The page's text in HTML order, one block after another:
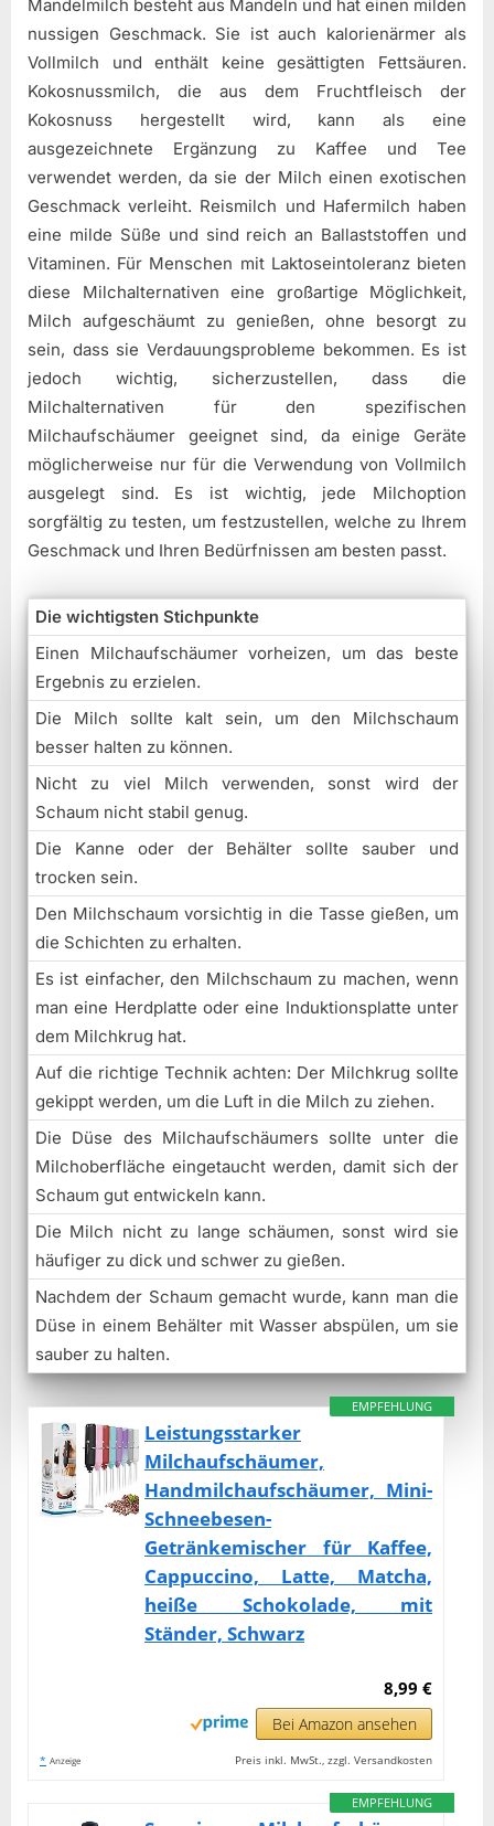
Mandelmilch besteht aus Mandeln und hat einen milden
nussigen Geschmack. Sie ist auch kalorienärmer als
Vollmilch und enthält keine gesättigten Fettsäuren.
Kokosnussmilch, die aus dem Fruchtfleisch der
Kokosnuss hergestellt wird, kann als eine
ausgezeichnete Ergänzung zu Kaffee und Tee
verwendet werden, da sie der Milch einen exotischen
Geschmack verleiht. Reismilch und Hafermilch haben
eine milde Süße und sind reich an Ballaststoffen und
Vitaminen. Für Menschen mit Laktoseintoleranz bieten
diese Milchalternativen eine großartige Möglichkeit,
Milch aufgeschäumt zu genießen, ohne besorgt zu
sein, dass sie Verdauungsprobleme bekommen. Es ist
jedoch wichtig, sicherzustellen, dass die
Milchalternativen für den spezifischen
Milchaufschäumer geeignet sind, da einige Geräte
möglicherweise nur für die Verwendung von Vollmilch
ausgelegt sind. Es ist wichtig, jede Milchoption
sorgfältig zu testen, um festzustellen, welche zu Ihrem
Geschmack und Ihren Bedürfnissen am besten passt.
Die wichtigsten Stichpunkte
Einen Milchaufschäumer vorheizen, um das beste
Ergebnis zu erzielen.
Die Milch sollte kalt sein, um den Milchschaum
besser halten zu können.
Nicht zu viel Milch verwenden, sonst wird der
Schaum nicht stabil genug.
Die Kanne oder der Behälter sollte sauber und
trocken sein.
Den Milchschaum vorsichtig in die Tasse gießen, um
die Schichten zu erhalten.
Es ist einfacher, den Milchschaum zu machen, wenn
man eine Herdplatte oder eine Induktionsplatte unter
dem Milchkrug hat.
Auf die richtige Technik achten: Der Milchkrug sollte
gekippt werden, um die Luft in die Milch zu ziehen.
Die Düse des Milchaufschäumers sollte unter die
Milchoberfläche eingetaucht werden, damit sich der
Schaum gut entwickeln kann.
Die Milch nicht zu lange schäumen, sonst wird sie
häufiger zu dick und schwer zu gießen.
Nachdem der Schaum gemacht wurde, kann man die
Düse in einem Behälter mit Wasser abspülen, um sie
sauber zu halten.
EMPFEHLUNG
Leistungsstarker
Milchaufschäumer,
Handmilchaufschäumer, Mini-
Schneebesen-
Getränkemischer für Kaffee,
Cappuccino, Latte, Matcha,
heiße Schokolade, mit
Ständer, Schwarz
8,99 €
Bei Amazon ansehen
* Anzeige Preis inkl. MwSt., zzgl. Versandkosten
EMPFEHLUNG